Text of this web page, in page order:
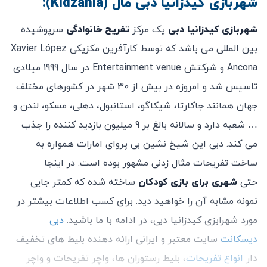
صندوق امانات درون مجموعه برای دسترسی بازدید
کنندگان قرار گرفته است.
ورود کالسکه به درون مجموعه مجاز می باشد و محل
خاصی برای توقف آنها نیز در نظر گرفته شده است.
درون مجموعه محل های خاصی برای استراحت والدین به
تفکیک جنسیت آنها قرار گرفته است.
امکان برگزاری جشن ها درون مجموعه وجود دارد که
پکیج های مخصوصی برای آن نیز ایجاد شده است.
امکان کنسلی بلیط خریداری شده پس از خرید وجود ندارد.
شهربازی کیدزانیا دبی یک مرکز تفریح خانوادگی سرپوشیده
بین المللی می باشد که توسط کارآفرین مکزیکی Xavier López
Ancona و شرکتش Entertainment venue در سال 1999 میلادی
تاسیس شد و امروزه در بیش از 30 شهر در کشورهای مختلف
جهان همانند جاکارتا، شیکاگو، استانبول، دهلی، مسکو، لندن و
… شعبه دارد و سالانه بالغ بر 9 میلیون بازدید کننده را جذب
می کند. دبی این شیخ نشین بی پروای امارات همواره به
ساخت تفریحات مثال زدنی مشهور بوده است. در اینجا
حتی شهری برای بازی کودکان ساخته شده که کمتر جایی
نمونه مشابه آن را خواهید دید. برای کسب اطلاعات بیشتر در
مورد شهرابزی کیدزانیا دبی، در ادامه با ما باشید. دبی
دیسکانت سایت معتبر و ایرانی ارائه دهنده بلیط های تخفیف
دار انواع تفریحات، بلیط رستوران ها، واچر تفریحات و واچر